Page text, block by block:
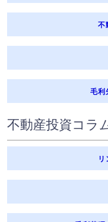
不
毛利
不動産投資コラ